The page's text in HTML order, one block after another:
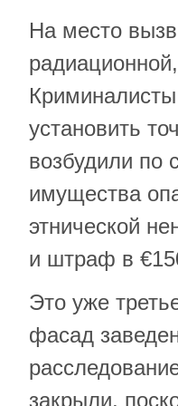
На место
установить
возбудили по
имущества
этнической
и штраф в
Это уже
фасад
закрыли,